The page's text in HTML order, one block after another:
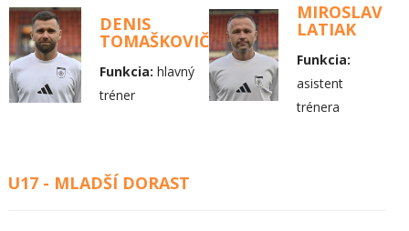
DENIS
TOMAŠKOVIČ
Funkcia: hlavný
tréner
MIROSLAV
LATIAK
Funkcia:
asistent
trénera
U17 - MLADŠÍ DORAST